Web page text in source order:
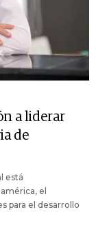
a liderar
de
está
el
para el desarrollo